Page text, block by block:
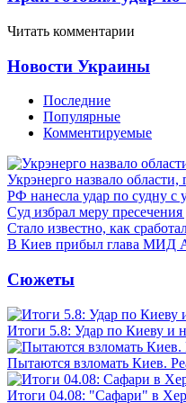
Читать комментарии
Новости Украины
Последние
Популярные
Комментируемые
Укрэнерго назвало области,
РФ нанесла удар по судну
Суд избрал меру
Стало известно, как
В Киев прибыл глава МИД
Сюжеты
Итоги 5.8: Удар по Киеву и
Пытаются взломать Киев.
Итоги 04.08: "Сафари" в